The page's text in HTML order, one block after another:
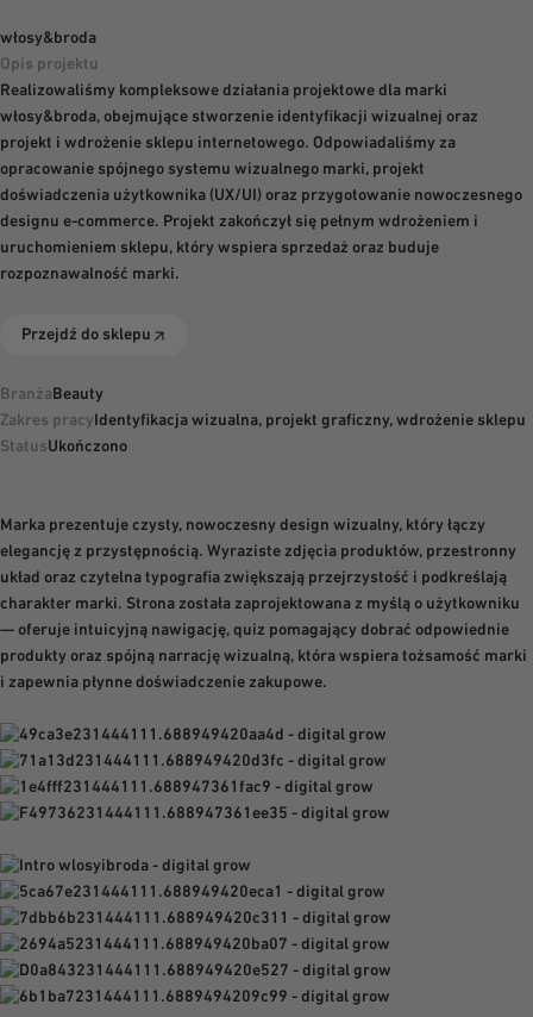
MENU
zamknij
włosy&broda
włosy&broda
Opis projektu
Realizowaliśmy kompleksowe działania projektowe dla marki
włosy&broda, obejmujące stworzenie identyfikacji wizualnej oraz
projekt i wdrożenie sklepu internetowego. Odpowiadaliśmy za
opracowanie spójnego systemu wizualnego marki, projekt
doświadczenia użytkownika (UX/UI) oraz przygotowanie nowoczesnego
designu e-commerce. Projekt zakończył się pełnym wdrożeniem i
uruchomieniem sklepu, który wspiera sprzedaż oraz buduje
rozpoznawalność marki.
Przejdź do sklepu
BranżaBeauty
Zakres pracyIdentyfikacja wizualna, projekt graficzny, wdrożenie sklepu
StatusUkończono
Marka prezentuje czysty, nowoczesny design wizualny, który łączy
elegancję z przystępnością. Wyraziste zdjęcia produktów, przestronny
układ oraz czytelna typografia zwiększają przejrzystość i podkreślają
charakter marki. Strona została zaprojektowana z myślą o użytkowniku
— oferuje intuicyjną nawigację, quiz pomagający dobrać odpowiednie
produkty oraz spójną narrację wizualną, która wspiera tożsamość marki
i zapewnia płynne doświadczenie zakupowe.